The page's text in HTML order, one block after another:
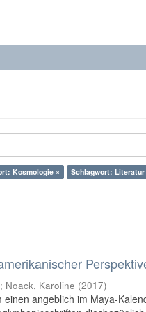
Kosmologie ×
Schlagwort: Literatur
Noack, Karoline (2017)
angeblich im Maya-